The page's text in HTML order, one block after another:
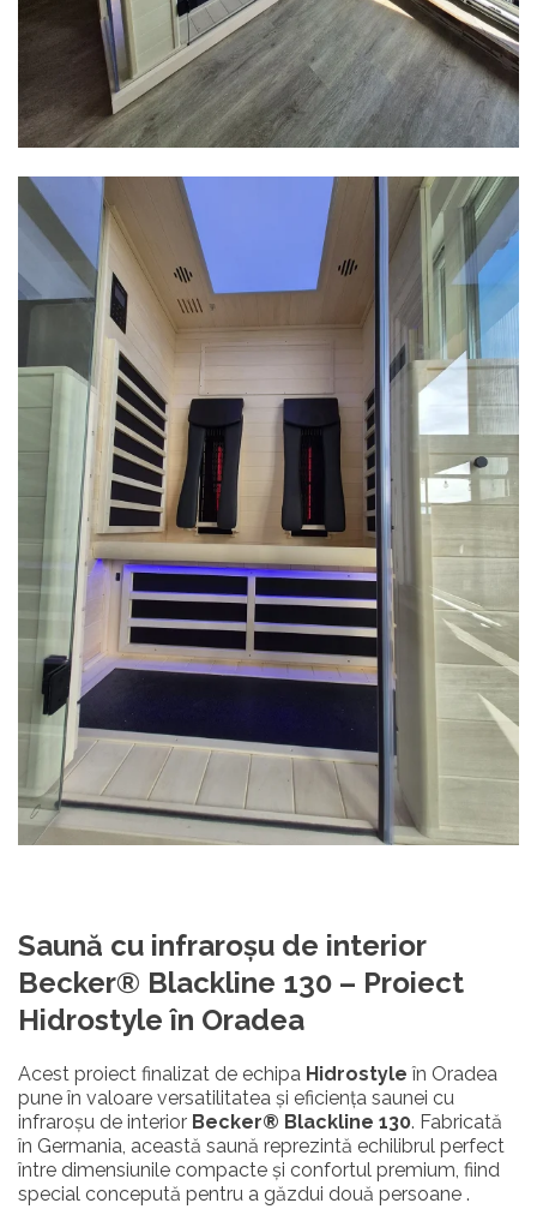
Saună cu infraroşu de interior
Becker® Blackline 130 – Proiect
Hidrostyle în Oradea
Acest proiect finalizat de echipa Hidrostyle în Oradea
pune în valoare versatilitatea și eficiența saunei cu
infraroşu de interior Becker® Blackline 130. Fabricată
în Germania, această saună reprezintă echilibrul perfect
între dimensiunile compacte și confortul premium, fiind
special concepută pentru a găzdui două persoane .